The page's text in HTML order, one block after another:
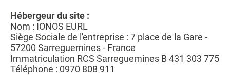
Hébergeur du site :
Nom : IONOS EURL
Siège Sociale de l'entreprise : 7 place de la Gare -
57200 Sarreguemines - France
Immatriculation RCS Sarreguemines B 431 303 775
Téléphone : 0970 808 911